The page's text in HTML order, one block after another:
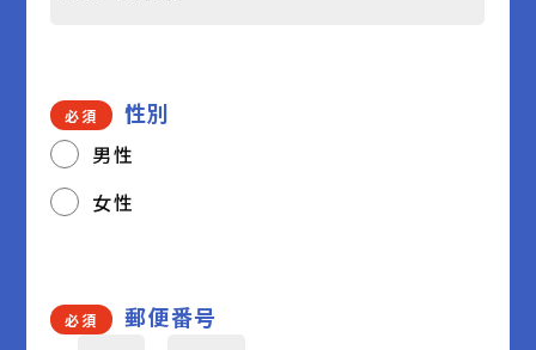
必須 性別
男性
女性
必須
郵便番号